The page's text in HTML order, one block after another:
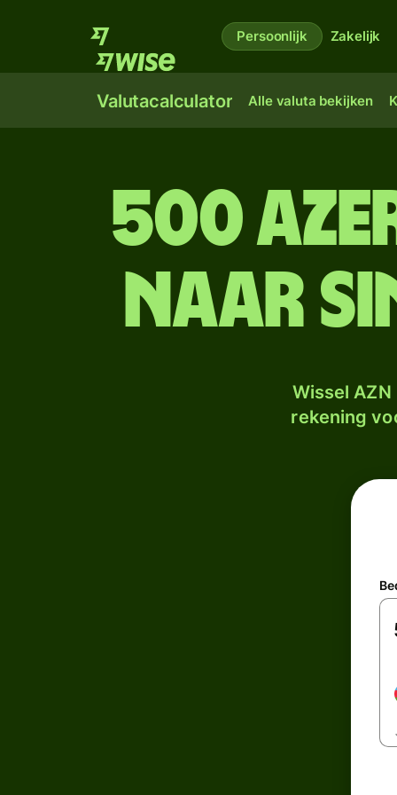
Persoonlijk Zakelijk
Valutacalculator Alle valuta bekijken
500
naar
Wissel
rekening